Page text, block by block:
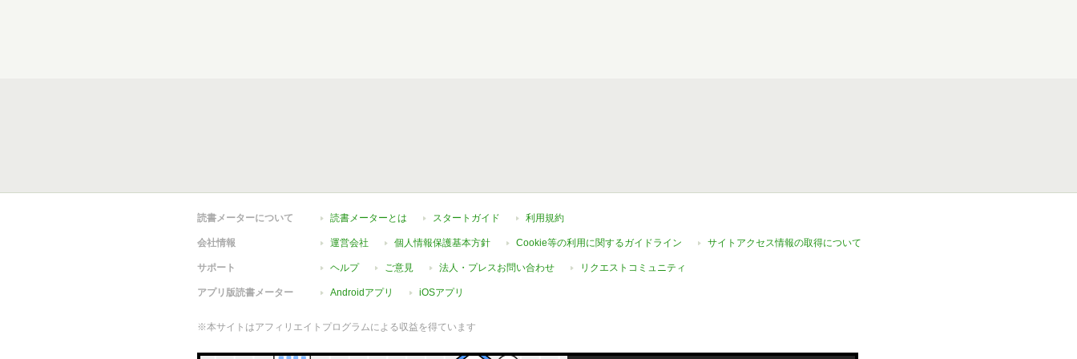
読書メーターについて 読書メーターとは スタートガイド 利用規約
会社情報 運営会社 個人情報保護基本方針 Cookie等の利用に関するガイドライン サイトアクセス情報の取得について
サポート ヘルプ ご意見 法人・プレスお問い合わせ リクエストコミュニティ
アプリ版読書メーター Androidアプリ iOSアプリ
※本サイトはアフィリエイトプログラムによる収益を得ています